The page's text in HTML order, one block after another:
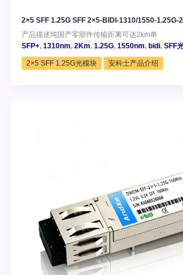
2×5 SFF 1.25G SFF 2×5-BIDI-1310/1550-1.25G-
产品描述纯国产零部件传输距离可达2km单
SFP+,1310nm,2Km,1.25G,1550nm, bidi,SFF
2×5 SFF 1.25G光模块 安科士产品介绍